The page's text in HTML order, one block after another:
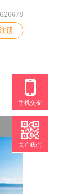
注册
手机交友
关注我们